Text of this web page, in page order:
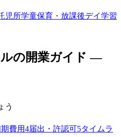
児所学童保育・放課後デイ学習
の開業ガイド —
う
費用4届出・許認可5タイムラ